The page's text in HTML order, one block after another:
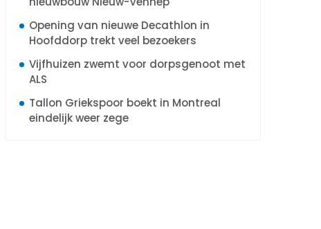
Opening van nieuwe Decathlon in
Hoofddorp trekt veel bezoekers
Vijfhuizen zwemt voor dorpsgenoot met
ALS
Tallon Griekspoor boekt in Montreal
eindelijk weer zege